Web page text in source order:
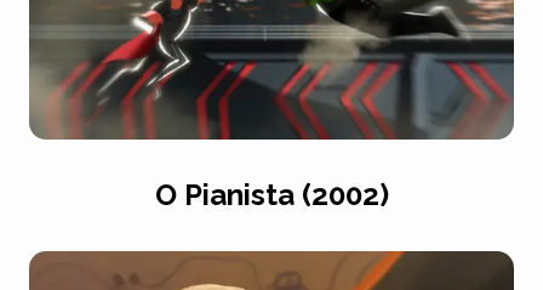
O Pianista (2002)